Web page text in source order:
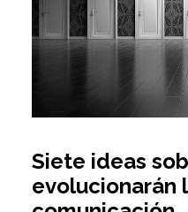
Siete ideas
evolucionarán